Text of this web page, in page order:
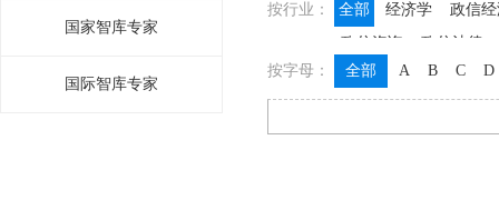
国家智库专家
国际智库专家
按行业： 全部 经济学
政信
政信咨询
政信法律
按字母：
全部 A B C D